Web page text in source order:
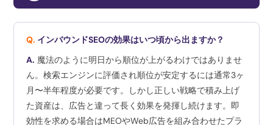
Q. インバウンドSEOの効果はいつ頃から出ますか？
A. 魔法のように明日から順位が上がるわけではありませ
ん。検索エンジンに評価され順位が安定するには通常3ヶ
月〜半年程度が必要です。しかし正しい戦略で積み上げ
た資産は、広告と違って長く効果を発揮し続けます。即
効性を求める場合はMEOやWeb広告を組み合わせたプラ